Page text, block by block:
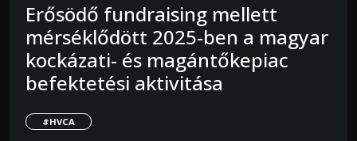
Erősödő fundraising mellett
mérséklődött 2025-ben a magyar
kockázati- és magántőkepiac
befektetési aktivitása
#HVCA